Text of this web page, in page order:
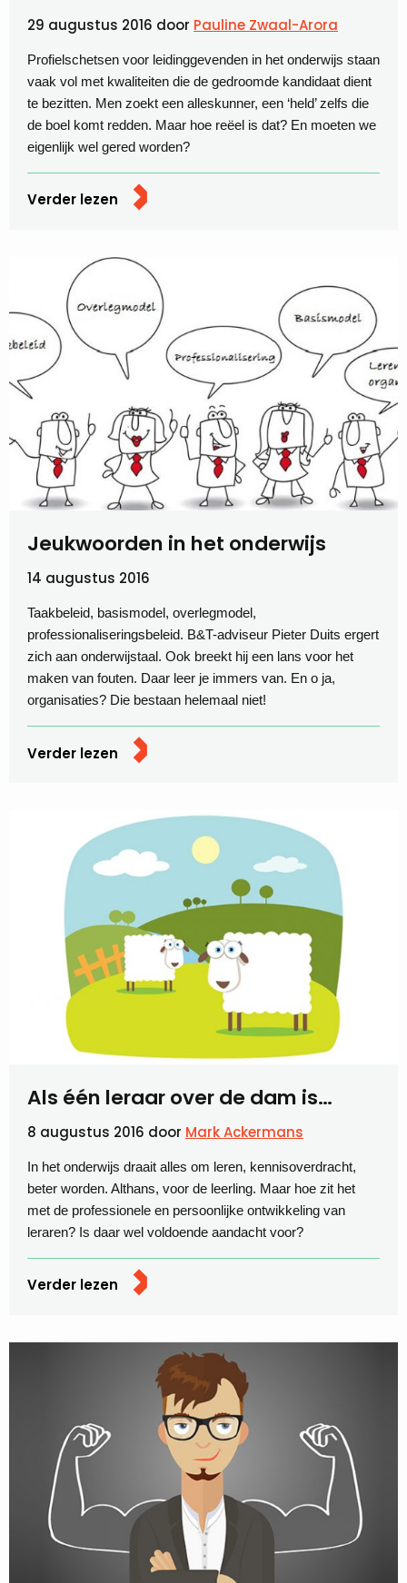
29 augustus 2016 door Pauline Zwaal-Arora
Profielschetsen voor leidinggevenden in het onderwijs staan
vaak vol met kwaliteiten die de gedroomde kandidaat dient
te bezitten. Men zoekt een alleskunner, een ‘held’ zelfs die
de boel komt redden. Maar hoe reëel is dat? En moeten we
eigenlijk wel gered worden?
Verder lezen
Jeukwoorden in het onderwijs
14 augustus 2016
Taakbeleid, basismodel, overlegmodel,
professionaliseringsbeleid. B&T-adviseur Pieter Duits ergert
zich aan onderwijstaal. Ook breekt hij een lans voor het
maken van fouten. Daar leer je immers van. En o ja,
organisaties? Die bestaan helemaal niet!
Verder lezen
Als één leraar over de dam is…
8 augustus 2016 door Mark Ackermans
In het onderwijs draait alles om leren, kennisoverdracht,
beter worden. Althans, voor de leerling. Maar hoe zit het
met de professionele en persoonlijke ontwikkeling van
leraren? Is daar wel voldoende aandacht voor?
Verder lezen